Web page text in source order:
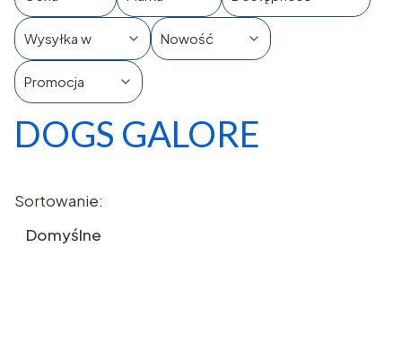
Wysyłka w Nowość
Promocja
Koniec filtrów
DOGS GALORE
Lista produktów
Sortowanie:
Domyślne